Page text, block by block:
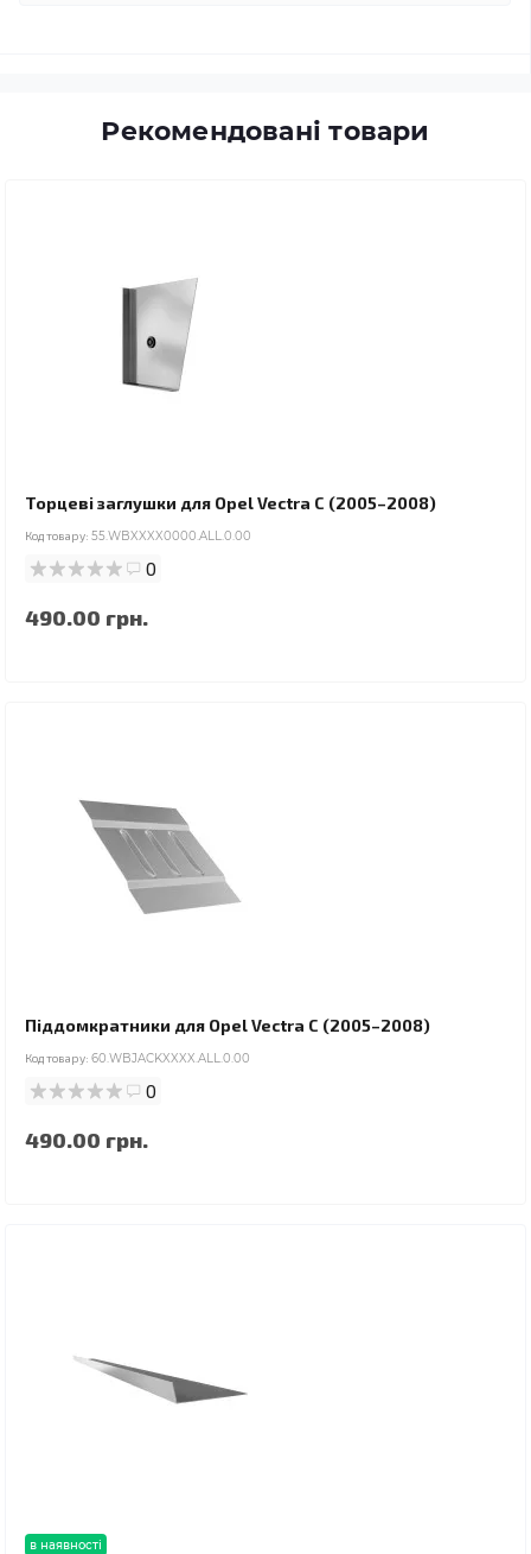
Рекомендовані товари
Торцеві заглушки для Opel Vectra C (2005–2008)
Код товару: 55.WBXXXX0000.ALL.0.00
0
490.00 грн.
Піддомкратники для Opel Vectra C (2005–2008)
Код товару: 60.WBJACKXXXX.ALL.0.00
0
490.00 грн.
в наявності